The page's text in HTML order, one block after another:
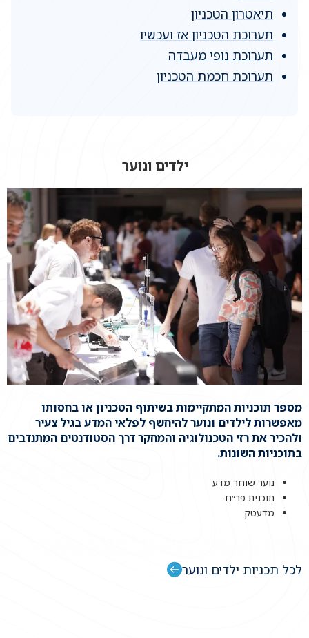
תיאטרון הטכניון
תערוכת הטכניון אז ועכשיו
תערוכת נופי מעבדה
תערוכת חכמת הטכניון
ילדים ונוער
מספר תוכניות המתקיימות בשיתוף הטכניון או בחסותו
מאפשרות לילדים ונוער להיחשף לפלאי המדע בגיל צעיר
ולהכיר את רזי הטכנולוגיה והמחקר דרך הסטודנטים המתנדבים
בתוכניות השונות.
נוער שוחר מדע
תוכנית פר״ח
מדעטק
לכל תכניות ילדים ונוער